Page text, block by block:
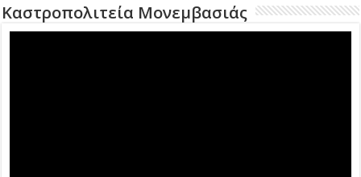
Καστροπολιτεία Μονεμβασιάς